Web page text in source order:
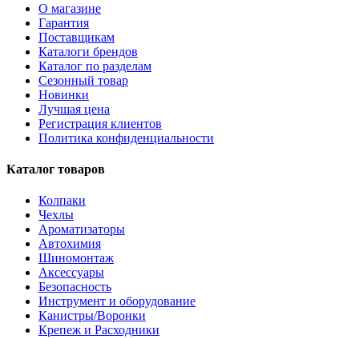
О магазине
Гарантия
Поставщикам
Каталоги брендов
Каталог по разделам
Сезонный товар
Новинки
Лучшая цена
Регистрация клиентов
Политика конфиденциальности
Каталог товаров
Колпаки
Чехлы
Ароматизаторы
Автохимия
Шиномонтаж
Аксессуары
Безопасность
Инструмент и оборудование
Канистры/Воронки
Крепеж и Расходники